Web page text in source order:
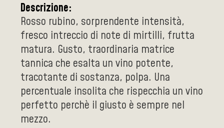
Descrizione:
Rosso rubino, sorprendente intensità,
fresco intreccio di note di mirtilli, frutta
matura. Gusto, traordinaria matrice
tannica che esalta un vino potente,
tracotante di sostanza, polpa. Una
percentuale insolita che rispecchia un vino
perfetto perchè il giusto è sempre nel
mezzo.